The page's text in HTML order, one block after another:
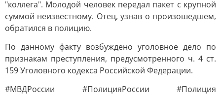
"коллега". Молодой человек передал пакет с крупной
суммой неизвестному. Отец, узнав о произошедшем,
обратился в полицию.
По данному факту возбуждено уголовное дело по
признакам преступления, предусмотренного ч. 4 ст.
159 Уголовного кодекса Российской Федерации.
#МВДРоссии #ПолицияРоссии #Полиция